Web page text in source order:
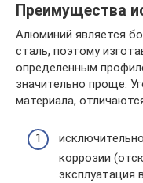
Преимущества
Алюминий является
сталь, поэтому
определенным
значительно проще.
материала,
коррозии
эксплуатация